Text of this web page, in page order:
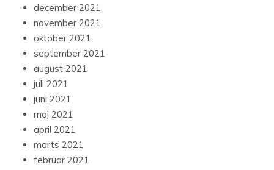
december 2021
november 2021
oktober 2021
september 2021
august 2021
juli 2021
juni 2021
maj 2021
april 2021
marts 2021
februar 2021